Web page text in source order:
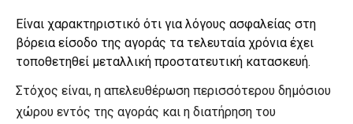
Είναι χαρακτηριστικό ότι για λόγους ασφαλείας στη
βόρεια είσοδο της αγοράς τα τελευταία χρόνια έχει
τοποθετηθεί μεταλλική προστατευτική κατασκευή.
Στόχος είναι, η απελευθέρωση περισσότερου δημόσιου
χώρου εντός της αγοράς και η διατήρηση του